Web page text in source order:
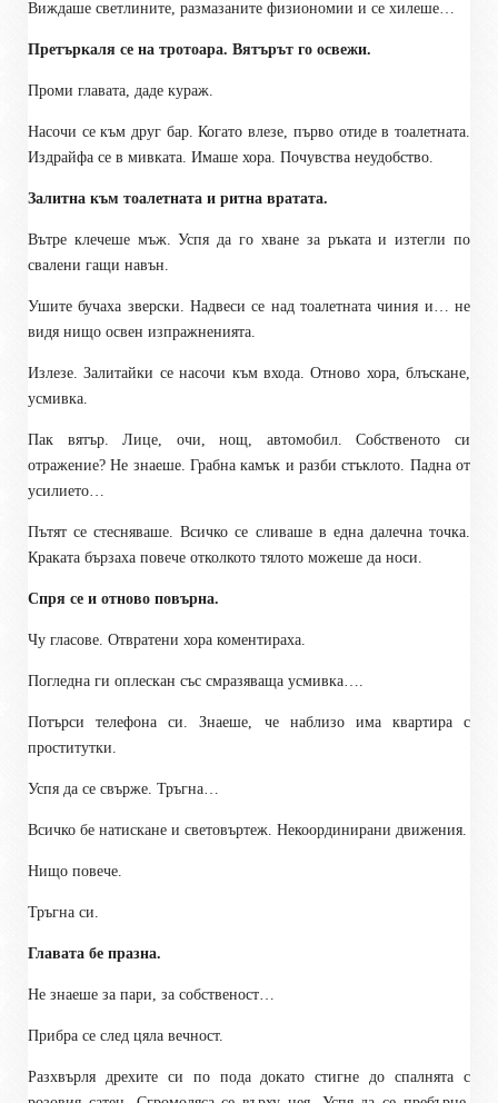
Виждаше светлините, размазаните физиономии и се хилеше…
Претъркаля се на тротоара. Вятърът го освежи.
Проми главата, даде кураж.
Насочи се към друг бар. Когато влезе, първо отиде в тоалетната.
Издрайфа се в мивката. Имаше хора. Почувства неудобство.
Залитна към тоалетната и ритна вратата.
Вътре клечеше мъж. Успя да го хване за ръката и изтегли по
свалени гащи навън.
Ушите бучаха зверски. Надвеси се над тоалетната чиния и… не
видя нищо освен изпражненията.
Излезе. Залитайки се насочи към входа. Отново хора, блъскане,
усмивка.
Пак вятър. Лице, очи, нощ, автомобил.Собственото си
отражение? Не знаеше. Грабна камък и разби стъклото. Падна от
усилието…
Пътят се стесняваше. Всичко се сливаше в една далечна точка.
Краката бързаха повече отколкото тялото можеше да носи.
Спря се и отново повърна.
Чу гласове. Отвратени хора коментираха.
Погледна ги оплескан със смразяваща усмивка….
Потърси телефона си. Знаеше, че наблизо има квартира с
проститутки.
Успя да се свърже. Тръгна…
Всичко бе натискане и световъртеж. Некоординирани движения.
Нищо повече.
Тръгна си.
Главата бе празна.
Не знаеше за пари, за собственост
Прибра се след цяла вечност.
Разхвърля дрехите си по пода докато стигне до спалнята с